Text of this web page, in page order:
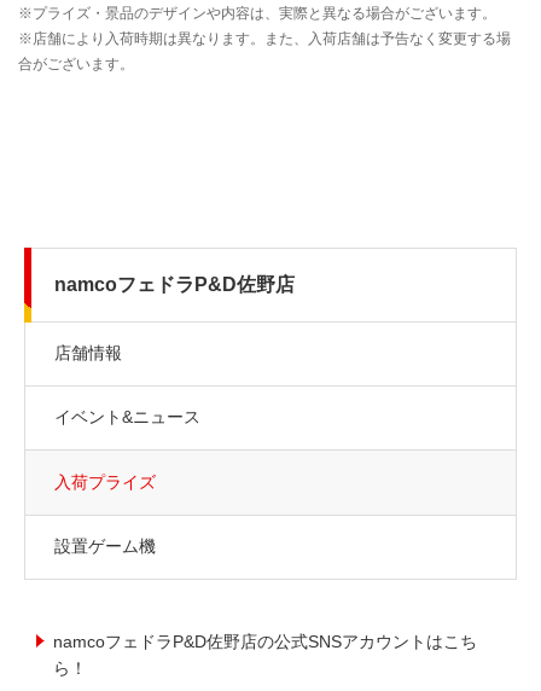
namcoフェドラP&D佐野店
店舗情報
イベント&ニュース
入荷プライズ
設置ゲーム機
namcoフェドラP&D佐野店の公式SNSアカウントはこち
ら！